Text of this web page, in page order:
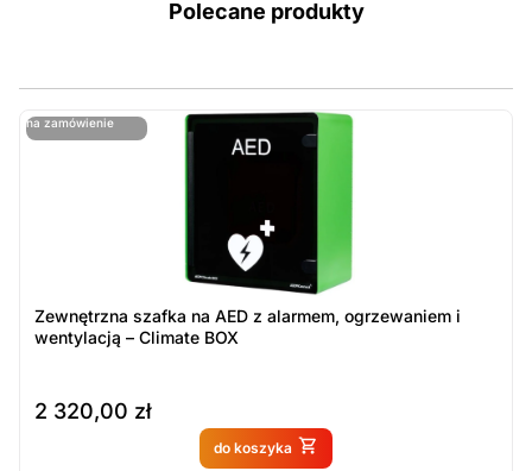
Polecane produkty
na zamówienie
ostatnie sztuki
Zewnętrzna szafka na AED z alarmem, ogrzewaniem i
wentylacją – Climate BOX
2 320,00 zł
do koszyka